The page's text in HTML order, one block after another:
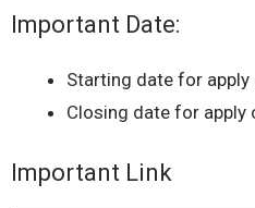
Important Date:
Starting date for apply
Closing date for apply
Important Link